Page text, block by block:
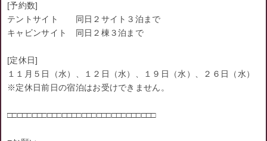
[予約数]
テントサイト 同日２サイト３泊まで
キャビンサイト 同日２棟３泊まで
[定休日]
１１月５日（水）、１２日（水）、１９日（水）、２６日（水）
※定休日前日の宿泊はお受けできません。
□□□□□□□□□□□□□□□□□□□□□□□□□□□□□□